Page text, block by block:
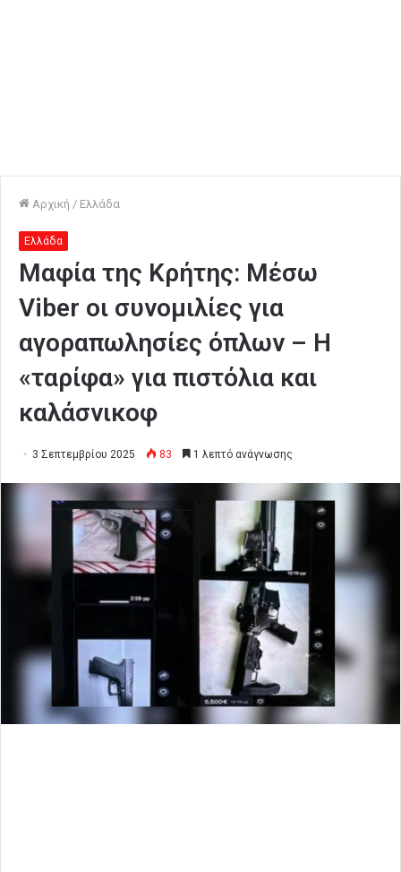
Αρχική / Ελλάδα
Ελλάδα
Μαφία της Κρήτης: Μέσω
Viber οι συνομιλίες για
αγοραπωλησίες όπλων – Η
«ταρίφα» για πιστόλια και
καλάσνικοφ
3 Σεπτεμβρίου 2025 83 1 λεπτό ανάγνωσης